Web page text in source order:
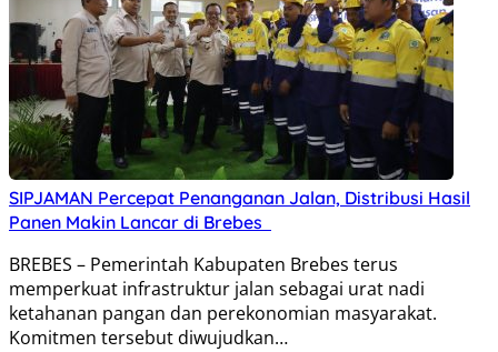
SIPJAMAN Percepat Penanganan Jalan, Distribusi Hasil
Panen Makin Lancar di Brebes
BREBES – Pemerintah Kabupaten Brebes terus
memperkuat infrastruktur jalan sebagai urat nadi
ketahanan pangan dan perekonomian masyarakat.
Komitmen tersebut diwujudkan…